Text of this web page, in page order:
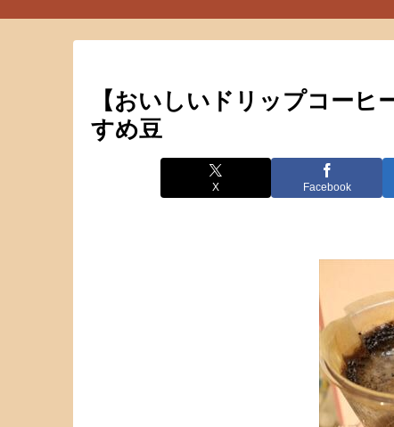
【おいしいドリップコーヒ
すめ豆
X Facebook